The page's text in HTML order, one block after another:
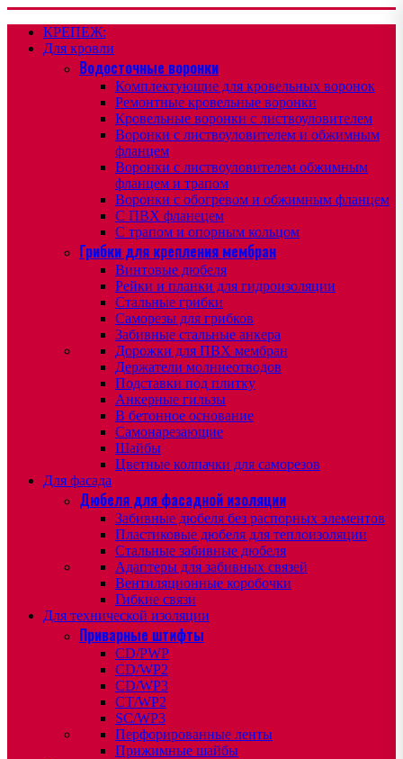
КРЕПЕЖ:
Для кровли
Водосточные воронки
Комплектующие для кровельных воронок
Ремонтные кровельные воронки
Кровельные воронки с листвоуловителем
Воронки с листвоуловителем и обжимным
фланцем
Воронки с листвоуловителем обжимным
фланцем и трапом
Воронки с обогревом и обжимным фланцем
С ПВХ фланецем
С трапом и опорным кольцом
Грибки для крепления мембран
Винтовые дюбеля
Рейки и планки для гидроизоляции
Стальные грибки
Саморезы для грибков
Забивные стальные анкера
Дорожки для ПВХ мембран
Держатели молниеотводов
Подставки под плитку
Анкерные гильзы
В бетонное основание
Самонарезающие
Шайбы
Цветные колпачки для саморезов
Для фасада
Дюбеля для фасадной изоляции
Забивные дюбеля без распорных элементов
Пластиковые дюбеля для теплоизоляции
Стальные забивные дюбеля
Адаптеры для забивных связей
Вентиляционные коробочки
Гибкие связи
Для технической изоляции
Приварные штифты
CD/PWP
CD/WP2
CD/WP3
CT/WP2
SC/WP3
Перфорированные ленты
Прижимные шайбы